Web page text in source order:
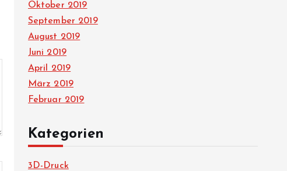
Oktober 2019
September 2019
August 2019
Juni 2019
April 2019
März 2019
Februar 2019
Kategorien
3D-Druck